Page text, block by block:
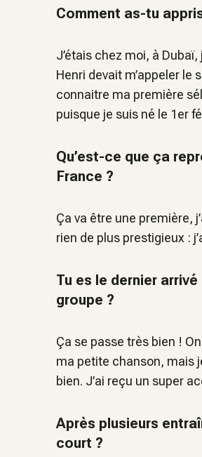
Comment as-tu
J’étais chez moi, à
Henri devait m’appeler le
connaitre ma première
puisque je suis né le 1er
Qu’est-ce que ça
France ?
Ça va être une première,
rien de plus prestigieux :
Tu es le dernier
groupe ?
Ça se passe très bien !
ma petite chanson, mais
bien. J’ai reçu un super
Après plusieurs
court ?